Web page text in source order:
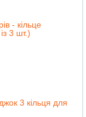
- кільце
3 шт.)
3 кільця для